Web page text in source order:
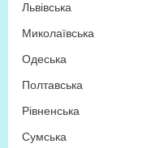
Львівська
Миколаївська
Одеська
Полтавська
Рівненська
Сумська